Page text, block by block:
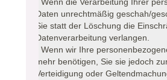
- Wenn die Verarbeitung Ihrer
Daten unrechtmäßig geschah/
Sie statt der Löschung die
Datenverarbeitung verlangen.
- Wenn wir Ihre
mehr benötigen, Sie sie jedoch
Verteidigung oder